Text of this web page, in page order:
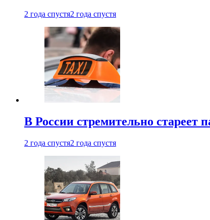
2 года спустя2 года спустя
В России стремительно стареет
2 года спустя2 года спустя